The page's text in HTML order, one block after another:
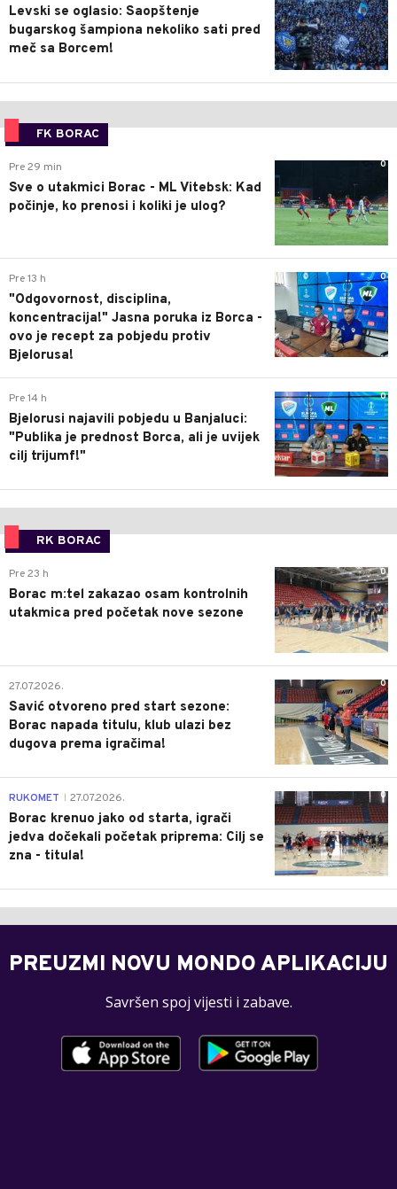
Levski se oglasio: Saopštenje
bugarskog šampiona nekoliko sati pred
meč sa Borcem!
FK BORAC
0
Pre 29 min
Sve o utakmici Borac - ML Vitebsk: Kad
počinje, ko prenosi i koliki je ulog?
0
Pre 13 h
"Odgovornost, disciplina,
koncentracija!" Jasna poruka iz Borca -
ovo je recept za pobjedu protiv
Bjelorusa!
0
Pre 14 h
Bjelorusi najavili pobjedu u Banjaluci:
"Publika je prednost Borca, ali je uvijek
cilj trijumf!"
RK BORAC
0
Pre 23 h
Borac m:tel zakazao osam kontrolnih
utakmica pred početak nove sezone
0
27.07.2026.
Savić otvoreno pred start sezone:
Borac napada titulu, klub ulazi bez
dugova prema igračima!
0
RUKOMET 27.07.2026.
Borac krenuo jako od starta, igrači
jedva dočekali početak priprema: Cilj se
zna - titula!
PREUZMI NOVU MONDO APLIKACIJU
Savršen spoj vijesti i zabave.